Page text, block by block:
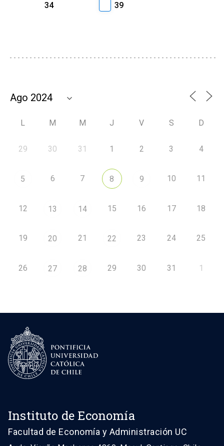
34
39
L M M J V S D
29 30 31 1 2 3 4
5 6 7 8 9 10 11
12 13 14 15 16 17 18
19 20 21 22 23 24 25
26 27 28 29 30 31 1
Instituto de Economía
Facultad de Economía y Administración UC